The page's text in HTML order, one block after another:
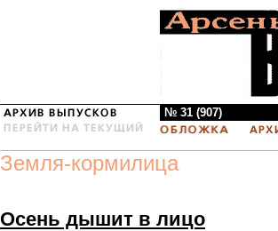
№ 31 (907)
Земля-кормилица
Осень дышит в лицо